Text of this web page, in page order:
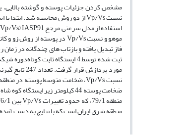
ثبت شده توسط 4 ایستگاه ثابت کوتاه‌‌دوره شبکه لرزه‌‌نگاری بیرجند واقع در شرق ایران از 2005 تا 2009 با بزرگای 5/5≤ Mb و در فاصله رومرکزی
مورد
منطقه شرق ایران است که با نتایج به دست